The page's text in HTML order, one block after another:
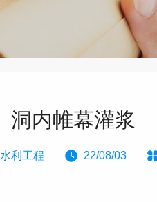
洞内帷幕灌浆
水利工程 22/08/03